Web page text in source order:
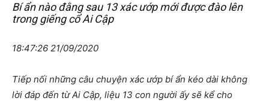
Bí ẩn nào đằng sau 13 xác ướp mới được đào lên
trong giếng cổ Ai Cập
18:47:26 21/09/2020
Tiếp nối những câu chuyện xác ướp bí ẩn kéo dài không
lời đáp đến từ Ai Cập, liệu 13 con người ấy sẽ kể cho